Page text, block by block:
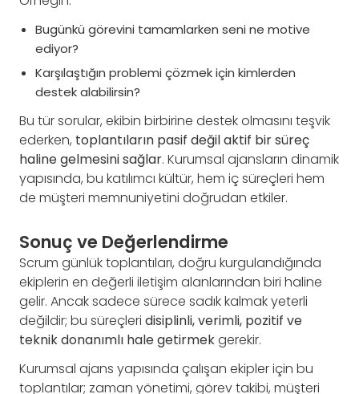
Bugünkü görevini tamamlarken seni ne motive
ediyor?
Karşılaştığın problemi çözmek için kimlerden
destek alabilirsin?
Bu tür sorular, ekibin birbirine destek olmasını teşvik
ederken, toplantıların pasif değil aktif bir süreç
haline gelmesini sağlar. Kurumsal ajansların dinamik
yapısında, bu katılımcı kültür, hem iç süreçleri hem
de müşteri memnuniyetini doğrudan etkiler.
Sonuç ve Değerlendirme
Scrum günlük toplantıları, doğru kurgulandığında
ekiplerin en değerli iletişim alanlarından biri haline
gelir. Ancak sadece sürece sadık kalmak yeterli
değildir; bu süreçleri disiplinli, verimli, pozitif ve
teknik donanımlı hale getirmekgerekir.
Kurumsal ajans yapısında çalışan ekipler için bu
toplantılar; zaman yönetimi, görev takibi, müşteri